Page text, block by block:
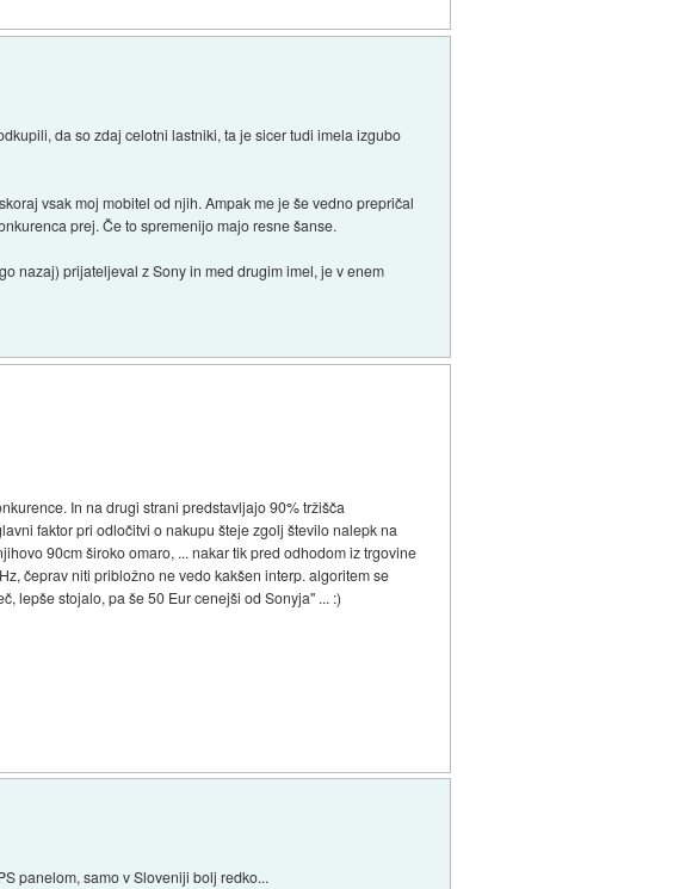
da so zdaj celotni lastniki, ta je sicer tudi imela izgubo
vsak moj mobitel od njih. Ampak me je še vedno prepričal
prej. Če to spremenijo majo resne šanse.
nazaj) prijateljeval z Sony in med drugim imel, je v enem
In na drugi strani predstavljajo 90% tržišča
faktor pri odločitvi o nakupu šteje zgolj število nalepk na
90cm široko omaro, ... nakar tik pred odhodom iz trgovine
čeprav niti pribložno ne vedo kakšen interp. algoritem se
lepše stojalo, pa še 50 Eur cenejši od Sonyja" ... :)
panelom, samo v Sloveniji bolj redko...